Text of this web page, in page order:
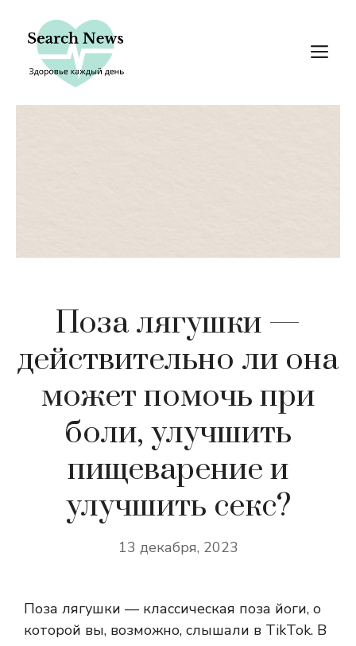
содержимому
Поза лягушки —
действительно ли она
может помочь при
боли, улучшить
пищеварение и
улучшить секс?
13 декабря, 2023
Поза лягушки — классическая поза йоги, о
которой вы, возможно, слышали в TikTok. В